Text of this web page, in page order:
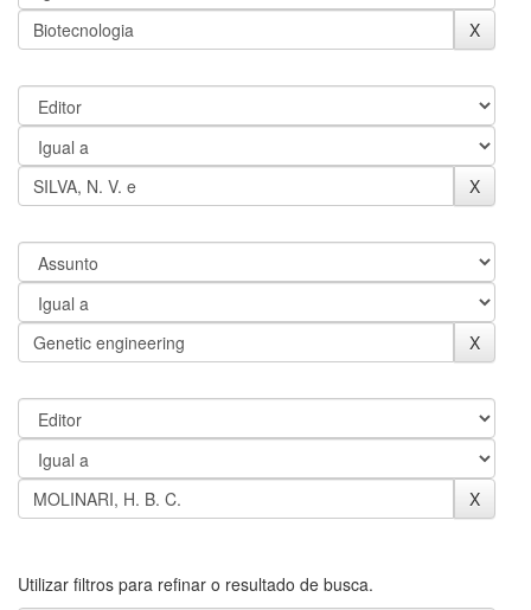
Utilizar filtros para refinar o resultado de busca.